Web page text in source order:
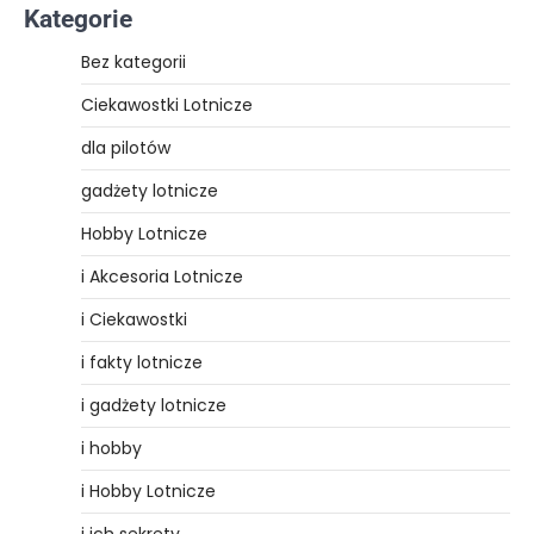
Kategorie
Bez kategorii
Ciekawostki Lotnicze
dla pilotów
gadżety lotnicze
Hobby Lotnicze
i Akcesoria Lotnicze
i Ciekawostki
i fakty lotnicze
i gadżety lotnicze
i hobby
i Hobby Lotnicze